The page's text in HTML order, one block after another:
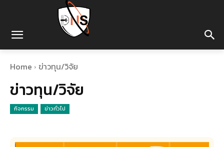
Home ข่าวทุน/วิจัย
ข่าวทุน/วิจัย
กิจกรรม ข่าวทั่วไป